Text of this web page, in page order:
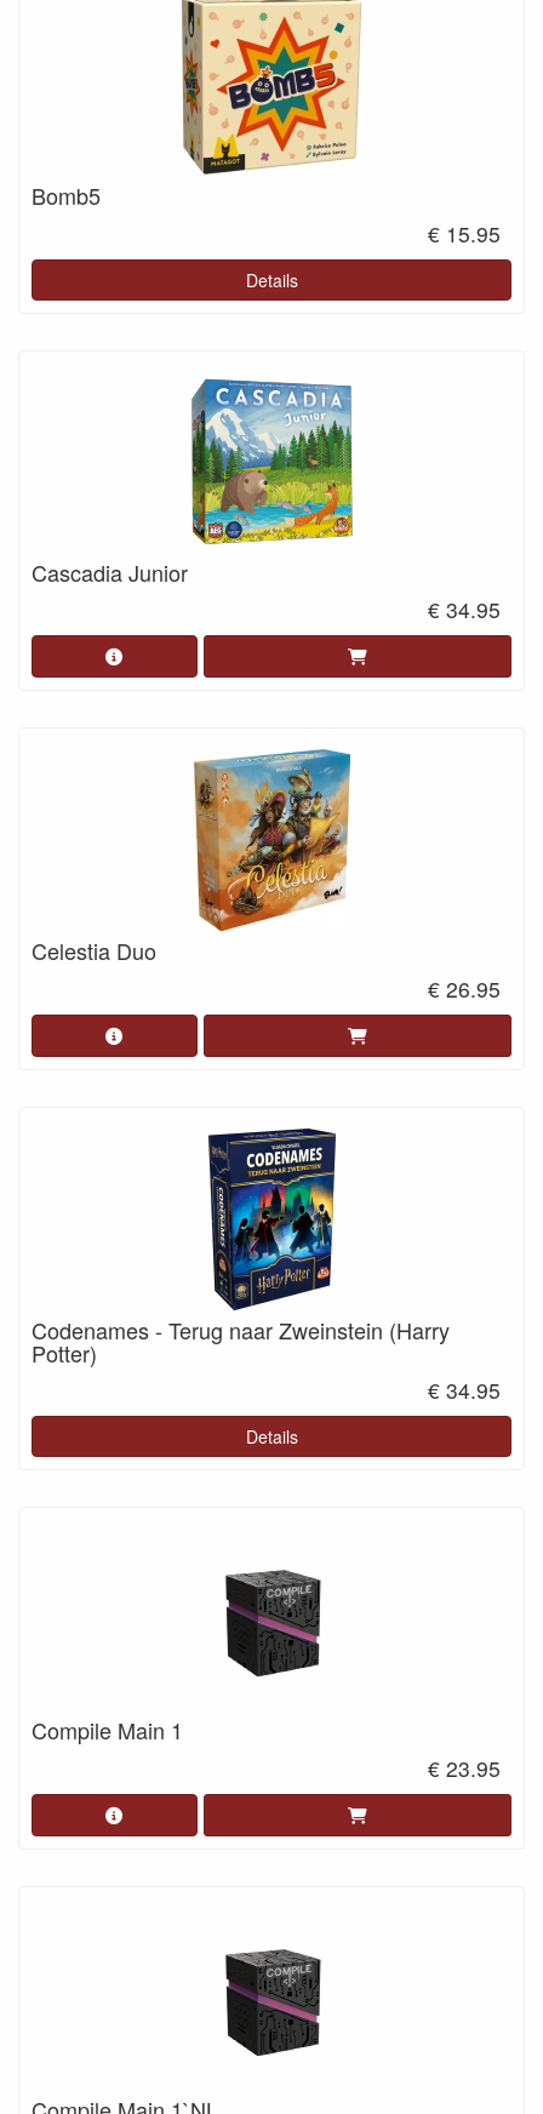
Bomb5
€ 15.95
Details
Cascadia Junior
€ 34.95
Celestia Duo
€ 26.95
Codenames - Terug naar Zweinstein (Harry
Potter)
€ 34.95
Details
Compile Main 1
€ 23.95